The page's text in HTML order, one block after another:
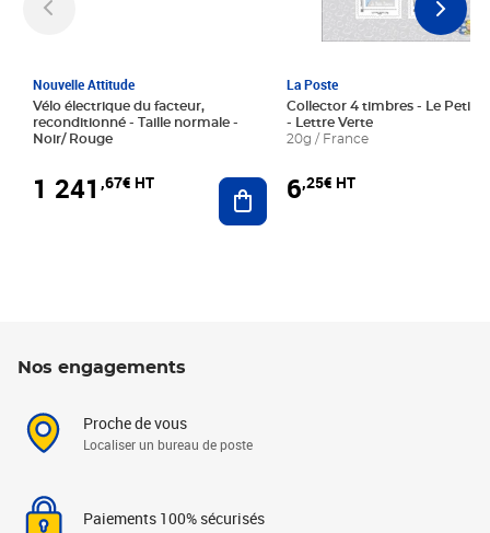
Nouvelle Attitude
Vélo électrique du facteur,
reconditionné - Taille normale -
Noir/ Rouge
1 241 ,67€ HT Ajouter au panier
La Poste
Collector 4 timbres - Le Petit
- Lettre Verte
20g / France
6,25€ HT
Nos engagements
Proche de vous
Localiser un bureau de poste
Paiements 100% sécurisés